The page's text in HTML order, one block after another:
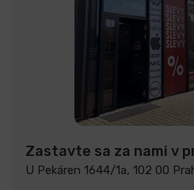
Zastavte sa za nami v
U Pekáren 1644/1a, 102 00